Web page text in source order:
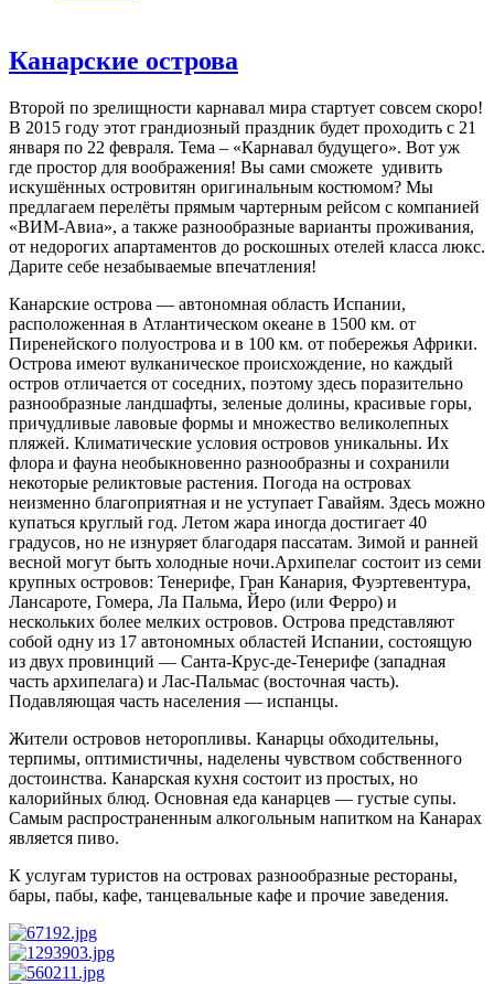
Канарcкие острова
Второй по зрелищности карнавал мира стартует совсем скоро!
В 2015 году этот грандиозный праздник будет проходить с 21
января по 22 февраля. Тема – «Карнавал будущего». Вот уж
где простор для воображения! Вы сами сможете удивить
искушённых островитян оригинальным костюмом? Мы
предлагаем перелёты прямым чартерным рейсом с компанией
«ВИМ-Авиа», а также разнообразные варианты проживания,
от недорогих апартаментов до роскошных отелей класса люкс.
Дарите себе незабываемые впечатления!
Канарские острова — автономная область Испании,
расположенная в Атлантическом океане в 1500 км. от
Пиренейского полуострова и в 100 км. от побережья Африки.
Острова имеют вулканическое происхождение, но каждый
остров отличается от соседних, поэтому здесь поразительно
разнообразные ландшафты, зеленые долины, красивые горы,
причудливые лавовые формы и множество великолепных
пляжей. Климатические условия островов уникальны. Их
флора и фауна необыкновенно разнообразны и сохранили
некоторые реликтовые растения. Погода на островах
неизменно благоприятная и не уступает Гавайям. Здесь можно
купаться круглый год. Летом жара иногда достигает 40
градусов, но не изнуряет благодаря пассатам. Зимой и ранней
весной могут быть холодные ночи.Архипелаг состоит из семи
крупных островов: Тенерифе, Гран Канария, Фуэртевентура,
Лансароте, Гомера, Ла Пальма, Йеро (или Ферро) и
нескольких более мелких островов. Острова представляют
собой одну из 17 автономных областей Испании, состоящую
из двух провинций — Санта-Крус-де-Тенерифе (западная
часть архипелага) и Лас-Пальмас (восточная часть).
Подавляющая часть населения — испанцы.
Жители островов неторопливы. Канарцы обходительны,
терпимы, оптимистичны, наделены чувством собственного
достоинства. Канарская кухня состоит из простых, но
калорийных блюд. Основная еда канарцев — густые супы.
Самым распространенным алкогольным напитком на Канарах
является пиво.
К услугам туристов на островах разнообразные рестораны,
бары, пабы, кафе, танцевальные кафе и прочие заведения.